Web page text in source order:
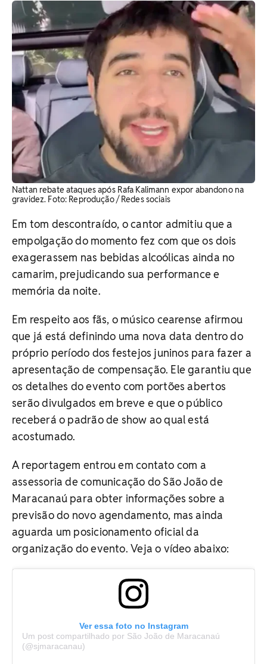
Nattan rebate ataques após Rafa Kalimann expor abandono na
gravidez. Foto: Reprodução / Redes sociais
Em tom descontraído, o cantor admitiu que a
empolgação do momento fez com que os dois
exagerassem nas bebidas alcoólicas ainda no
camarim, prejudicando sua performance e
memória da noite.
Em respeito aos fãs, o músico cearense afirmou
que já está definindo uma nova data dentro do
próprio período dos festejos juninos para fazer a
apresentação de compensação. Ele garantiu que
os detalhes do evento com portões abertos
serão divulgados em breve e que o público
receberá o padrão de show ao qual está
acostumado.
A reportagem entrou em contato com a
assessoria de comunicação do São João de
Maracanaú para obter informações sobre a
previsão do novo agendamento, mas ainda
aguarda um posicionamento oficial da
organização do evento. Veja o vídeo abaixo:
Ver essa foto no Instagram
Um post compartilhado por São João de Maracanaú
(@sjmaracanau)